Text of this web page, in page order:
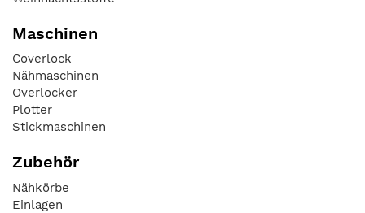
Maschinen
Coverlock
Nähmaschinen
Overlocker
Plotter
Stickmaschinen
Zubehör
Nähkörbe
Einlagen